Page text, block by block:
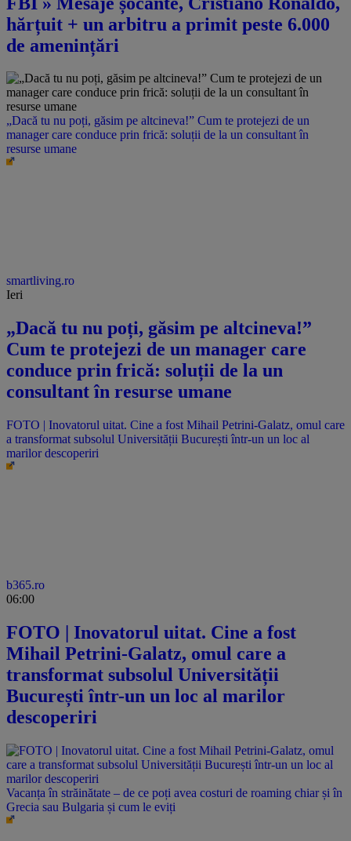
hărțuit + un arbitru a primit peste 6.000
de amenințări
„Dacă tu nu poți, găsim pe altcineva!” Cum te protejezi de un
manager care conduce prin frică: soluții de la un consultant în
resurse umane
smartliving.ro
Ieri
„Dacă tu nu poți, găsim pe altcineva!”
Cum te protejezi de un manager care
conduce prin frică: soluții de la un
consultant în resurse umane
FOTO | Inovatorul uitat. Cine a fost Mihail Petrini-Galatz, omul care
a transformat subsolul Universității București într-un un loc al
marilor descoperiri
b365.ro
06:00
FOTO | Inovatorul uitat. Cine a fost
Mihail Petrini-Galatz, omul care a
transformat subsolul Universității
București într-un un loc al marilor
descoperiri
Vacanța în străinătate – de ce poți avea costuri de roaming chiar și în
Grecia sau Bulgaria și cum le eviți